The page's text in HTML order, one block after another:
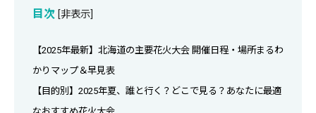
目次 [非表示
【2025年最新】北海道の主要花火大会 開催日程・場所まるわ
かりマップ＆早見表
【目的別】2025年夏、誰と行く？どこで見る？あなたに最適